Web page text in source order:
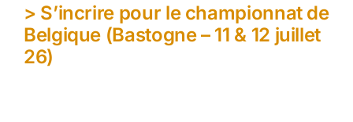
> S’incrire pour le championnat de
Belgique (Bastogne – 11 & 12 juillet
26)